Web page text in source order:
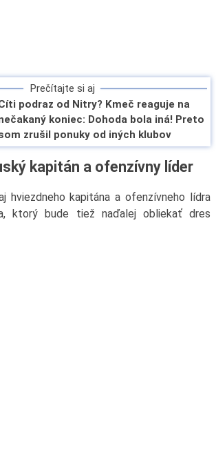
Prečítajte si aj
podraz od Nitry? Kmeč reaguje na
koniec: Dohoda bola iná! Preto
zrušil ponuky od iných klubov
kapitán a ofenzívny líder
hviezdneho kapitána a ofenzívneho lídra
ktorý bude tiež naďalej obliekať dres